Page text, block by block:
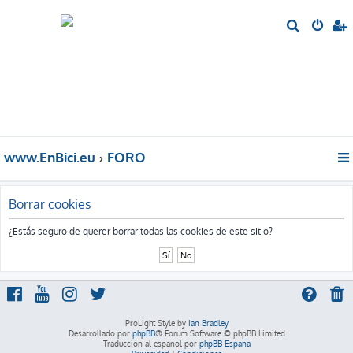
www.EnBici.eu FORO
Borrar cookies
¿Estás seguro de querer borrar todas las cookies de este sitio?
ProLight Style by Ian Bradley
Desarrollado por phpBB® Forum Software © phpBB Limited
Traducción al español por phpBB España